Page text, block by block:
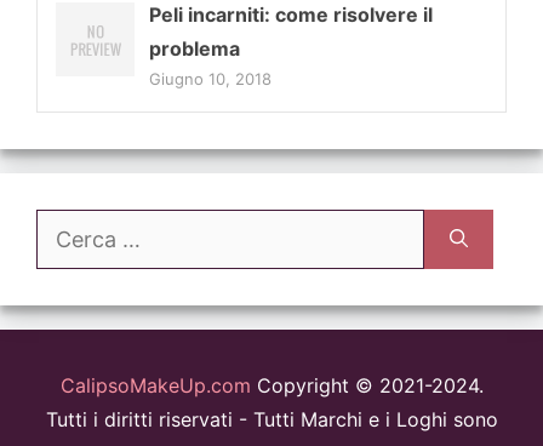
Peli incarniti: come risolvere il
problema
Giugno 10, 2018
Ricerca
CalipsoMakeUp.com Copyright © 2021-2024.
Tutti i diritti riservati - Tutti Marchi e i Loghi sono